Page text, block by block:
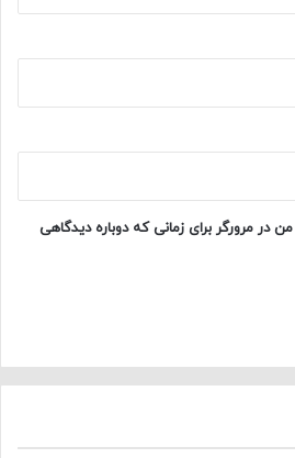
در مرورگر برای زمانی که دوباره دیدگاهی